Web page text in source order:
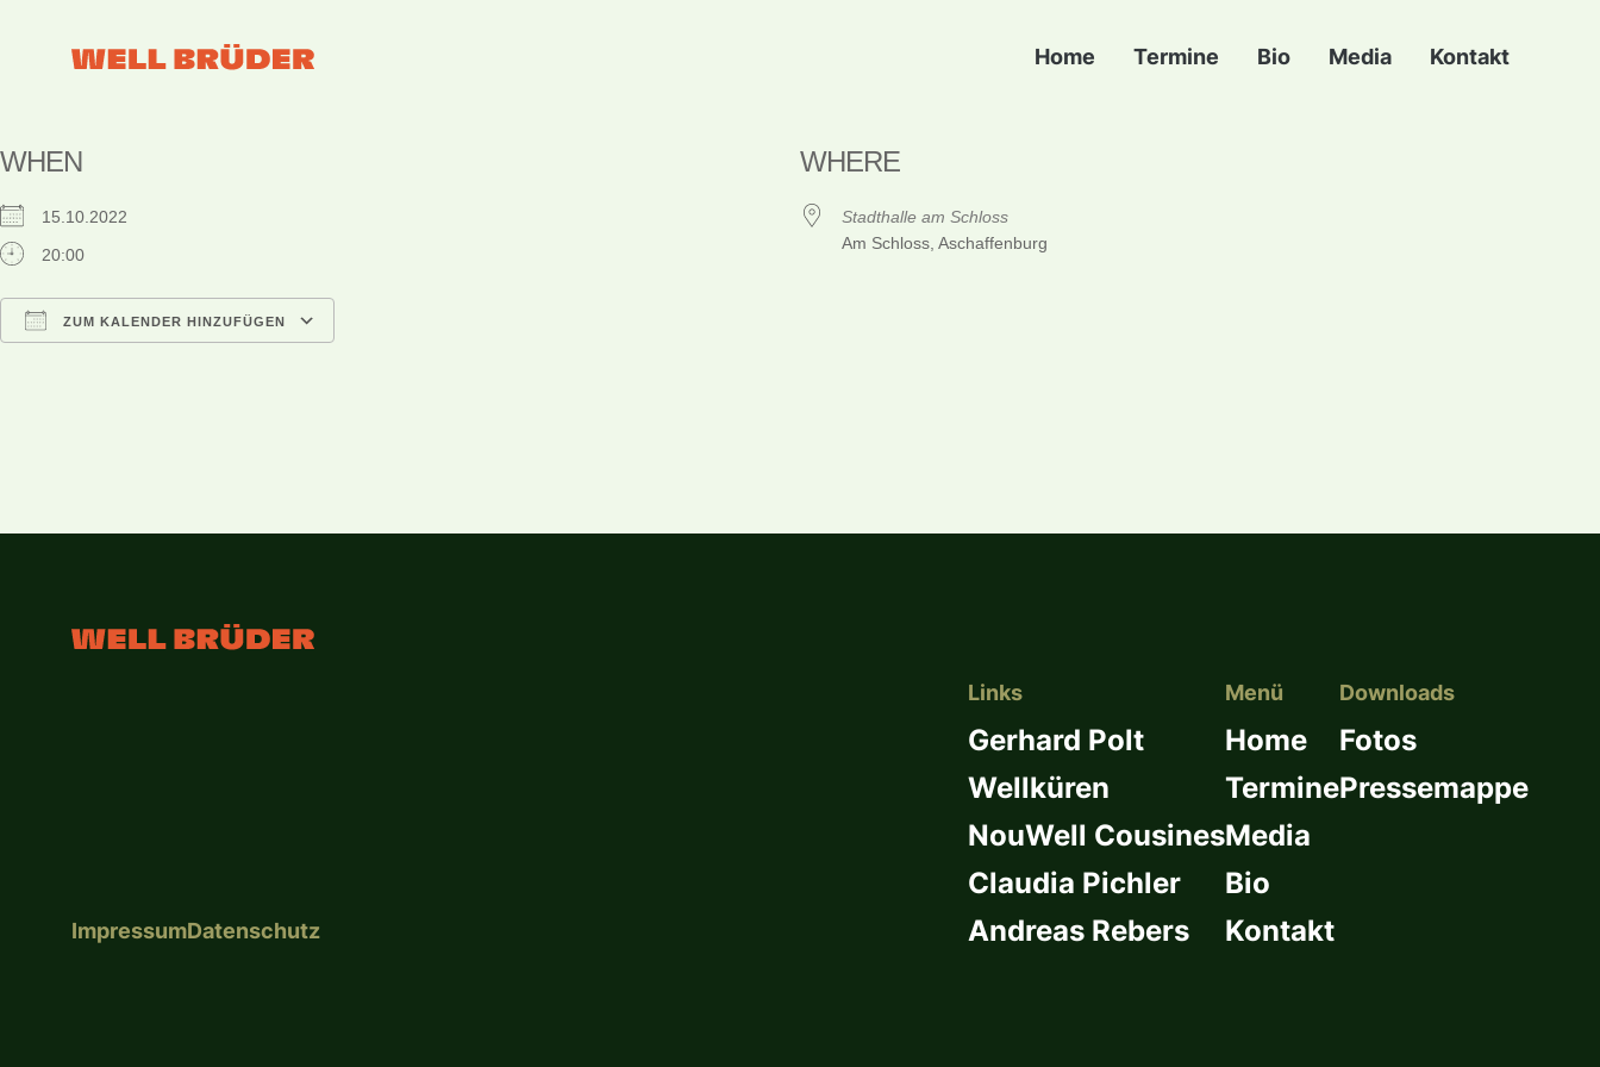
Home Termine Bio Media Kontakt
WHEN
15.10.2022
20:00
ZUM KALENDER HINZUFÜGEN
WHERE
Stadthalle am Schloss
Am Schloss, Aschaffenburg
ImpressumDatenschutz
Links
Gerhard Polt
Wellküren
NouWell Cousines
Claudia Pichler
Andreas Rebers
Menü
Home
Termine
Media
Bio
Kontakt
Downloads
Fotos
Pressemappe